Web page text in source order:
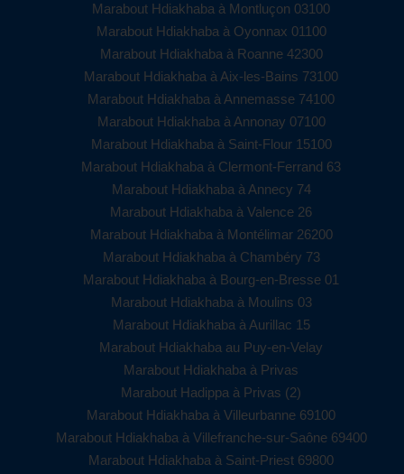
Marabout Hdiakhaba à Montluçon 03100
Marabout Hdiakhaba à Oyonnax 01100
Marabout Hdiakhaba à Roanne 42300
Marabout Hdiakhaba à Aix-les-Bains 73100
Marabout Hdiakhaba à Annemasse 74100
Marabout Hdiakhaba à Annonay 07100
Marabout Hdiakhaba à Saint-Flour 15100
Marabout Hdiakhaba à Clermont-Ferrand 63
Marabout Hdiakhaba à Annecy 74
Marabout Hdiakhaba à Valence 26
Marabout Hdiakhaba à Montélimar 26200
Marabout Hdiakhaba à Chambéry 73
Marabout Hdiakhaba à Bourg-en-Bresse 01
Marabout Hdiakhaba à Moulins 03
Marabout Hdiakhaba à Aurillac 15
Marabout Hdiakhaba au Puy-en-Velay
Marabout Hdiakhaba à Privas
Marabout Hadippa à Privas (2)
Marabout Hdiakhaba à Villeurbanne 69100
Marabout Hdiakhaba à Villefranche-sur-Saône 69400
Marabout Hdiakhaba à Saint-Priest 69800